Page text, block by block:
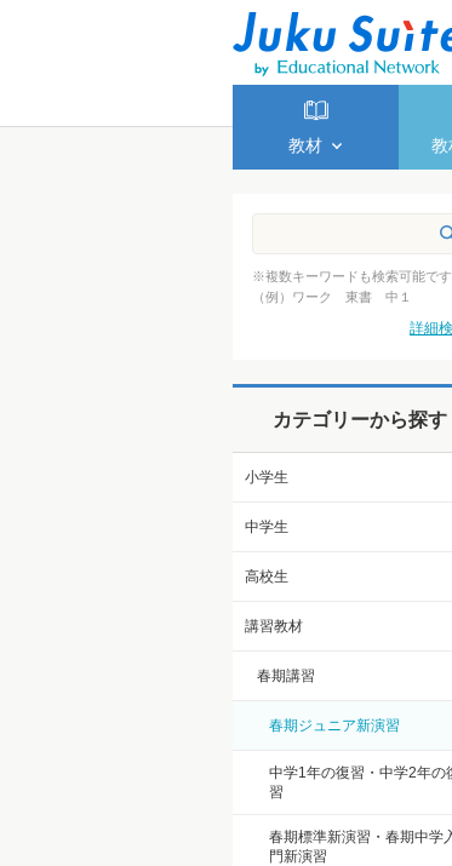
教材 教
※複数キーワードも検索可能です
（例）ワーク 東書 中１
詳細
カテゴリーから探す
小学生
中学生
高校生
講習教材
春期講習
春期ジュニア新演習
中学1年の復習・中学2年の
習
春期標準新演習・春期中学
門新演習